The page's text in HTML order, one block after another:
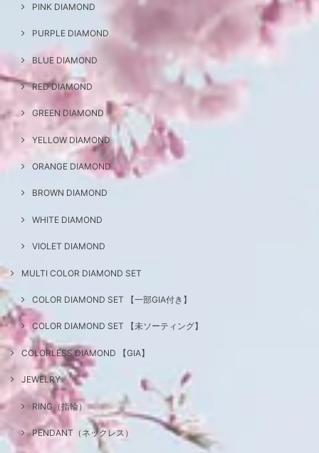
PINK DIAMOND
PURPLE DIAMOND
BLUE DIAMOND
RED DIAMOND
GREEN DIAMOND
YELLOW DIAMOND
ORANGE DIAMOND
BROWN DIAMOND
WHITE DIAMOND
VIOLET DIAMOND
MULTI COLOR DIAMOND SET
COLOR DIAMOND SET 【一部GIA付き】
COLOR DIAMOND SET 【未ソーティング】
COLORLESS DIAMOND 【GIA】
JEWELRY
RING（指輪）
PENDANT（ネックレス）